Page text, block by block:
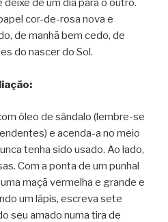
de um dia para o outro.
cor-de-rosa nova e
de manhã bem cedo, de
do nascer do Sol.
óleo de sândalo (lembre-se
e acenda-a no meio
tenha sido usado. Ao lado,
Com a ponta de um punhal
maçã vermelha e grande e
um lápis, escreva sete
seu amado numa tira de